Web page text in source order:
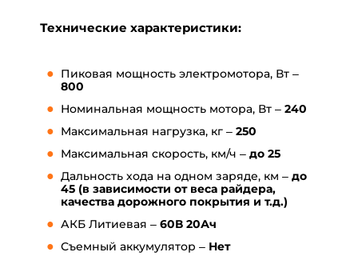
Технические характеристики:
Пиковая мощность электромотора, Вт –
800
Номинальная мощность мотора, Вт – 240
Максимальная нагрузка, кг – 250
Максимальная скорость, км/ч – до 25
Дальность хода на одном заряде, км – до
45 (в зависимости от веса райдера,
качества дорожного покрытия и т.д.)
АКБ Литиевая – 60В 20Ач
Съемный аккумулятор – Нет